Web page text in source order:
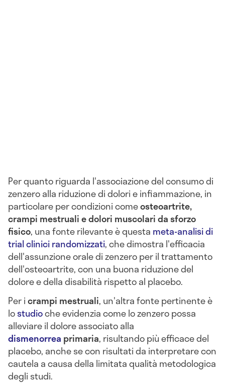
Per quanto riguarda l'associazione del consumo di
zenzero alla riduzione di dolori e infiammazione, in
particolare per condizioni comeosteoartrite,
crampi mestruali e dolori muscolari da sforzo
fisico, una fonte rilevante è questa meta-analisi di
trial clinici randomizzati, che dimostra l'efficacia
dell'assunzione orale di zenzero per il trattamento
dell'osteoartrite, con una buona riduzione del
dolore e della disabilità rispetto al placebo.
Per icrampi mestruali, un'altra fonte pertinente è
lostudioche evidenzia come lo zenzero possa
alleviare il dolore associato alla
dismenorrea primaria, risultando più efficace del
placebo, anche se con risultati da interpretare con
cautela a causa della limitata qualità metodologica
degli studi.